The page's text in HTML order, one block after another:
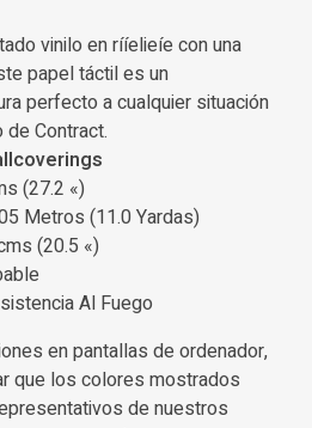
vinilo en rííelieíe con una
papel táctil es un
perfecto a cualquier situación
Contract.
(27.2 «)
Metros (11.0 Yardas)
(20.5 «)
Al Fuego
en pantallas de ordenador,
que los colores mostrados
de nuestros